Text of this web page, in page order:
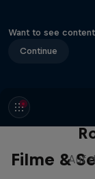
Want to see
Continue
Filme &Auf